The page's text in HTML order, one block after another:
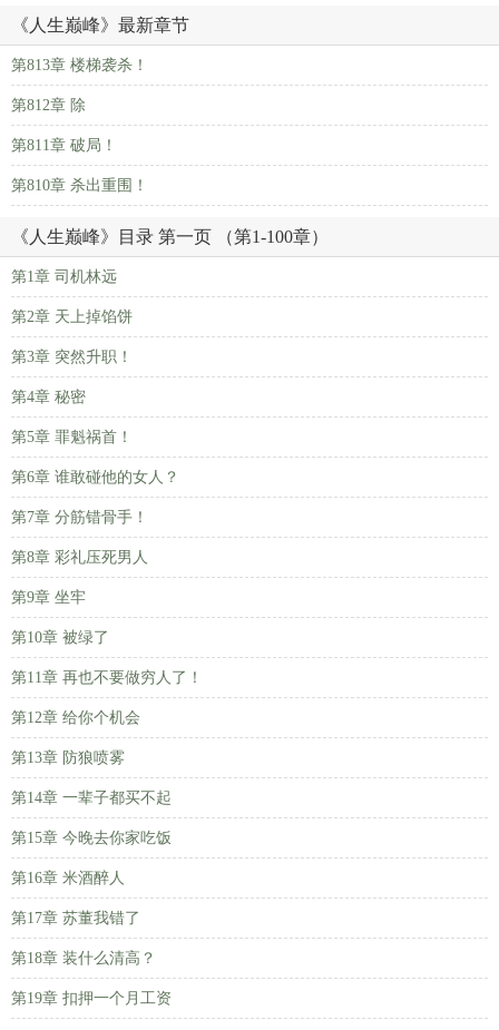
《人生巅峰》最新章节
第813章 楼梯袭杀！
第812章 除
第811章 破局！
第810章 杀出重围！
《人生巅峰》目录 第一页 （第1-100章）
第1章 司机林远
第2章 天上掉馅饼
第3章 突然升职！
第4章 秘密
第5章 罪魁祸首！
第6章 谁敢碰他的女人？
第7章 分筋错骨手！
第8章 彩礼压死男人
第9章 坐牢
第10章 被绿了
第11章 再也不要做穷人了！
第12章 给你个机会
第13章 防狼喷雾
第14章 一辈子都买不起
第15章 今晚去你家吃饭
第16章 米酒醉人
第17章 苏董我错了
第18章 装什么清高？
第19章 扣押一个月工资